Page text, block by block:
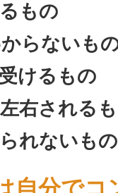
もの
らないも
けるもの
右される
れないもの